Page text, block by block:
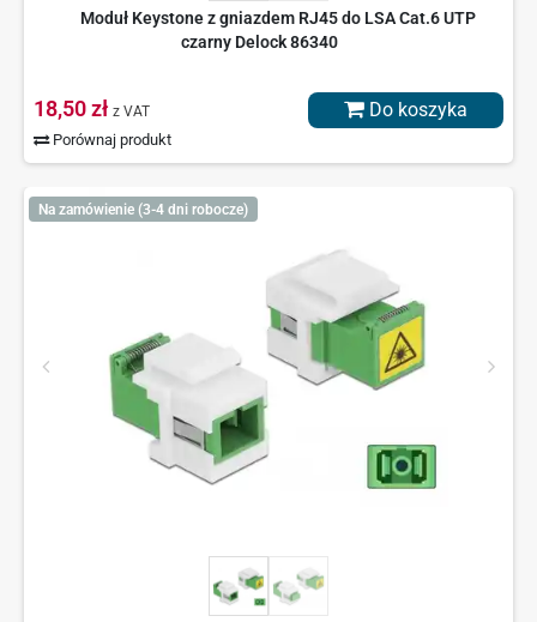
Moduł Keystone z gniazdem RJ45 do LSA Cat.6 UTP
czarny Delock 86340
18,50 zł z VAT
Porównaj produkt
Do koszyka
Na zamówienie (3-4 dni robocze)